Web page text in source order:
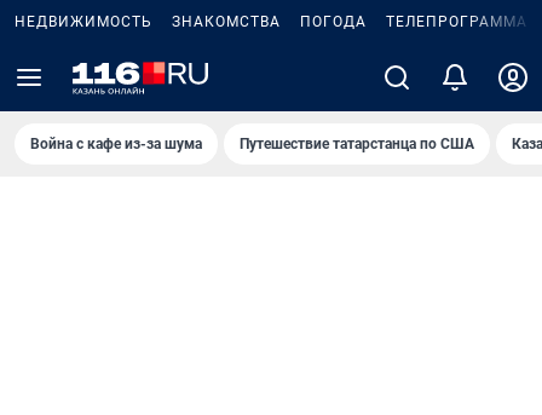
НЕДВИЖИМОСТЬ ЗНАКОМСТВА ПОГОДА ТЕЛЕПРОГРАММА
Война с кафе из-за шума Путешествие татарстанца по США